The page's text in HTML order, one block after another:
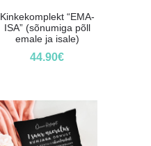
Kinkekomplekt “EMA-
ISA” (sõnumiga põll
emale ja isale)
44.90€